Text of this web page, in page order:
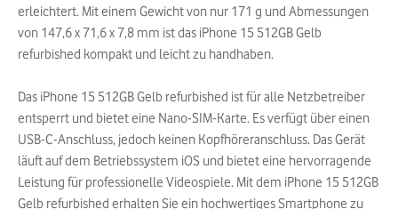
erleichtert. Mit einem Gewicht von nur 171 g und Abmessungen
von 147,6 x 71,6 x 7,8 mm ist das iPhone 15 512GB Gelb
refurbished kompakt und leicht zu handhaben.
Das iPhone 15 512GB Gelb refurbished ist für alle Netzbetreiber
entsperrt und bietet eine Nano-SIM-Karte. Es verfügt über einen
USB-C-Anschluss, jedoch keinen Kopfhöreranschluss. Das Gerät
läuft auf dem Betriebssystem iOS und bietet eine hervorragende
Leistung für professionelle Videospiele. Mit dem iPhone 15 512GB
Gelb refurbished erhalten Sie ein hochwertiges Smartphone zu